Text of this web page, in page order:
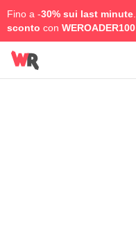
Fino a -30% sui last minute
sconto con WEROADER100